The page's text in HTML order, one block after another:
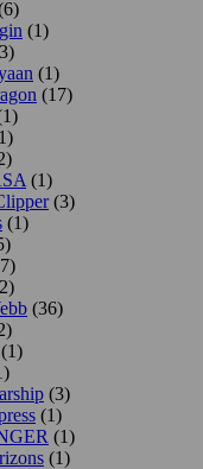
(1)
(1)
(17)
(1)
(3)
(1)
(36)
(1)
(3)
(1)
(1)
(1)